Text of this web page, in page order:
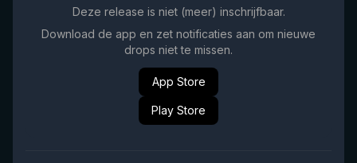
Deze release is niet (meer) inschrijfbaar.
Download de app en zet notificaties aan om nieuwe
drops niet te missen.
App Store
Play Store